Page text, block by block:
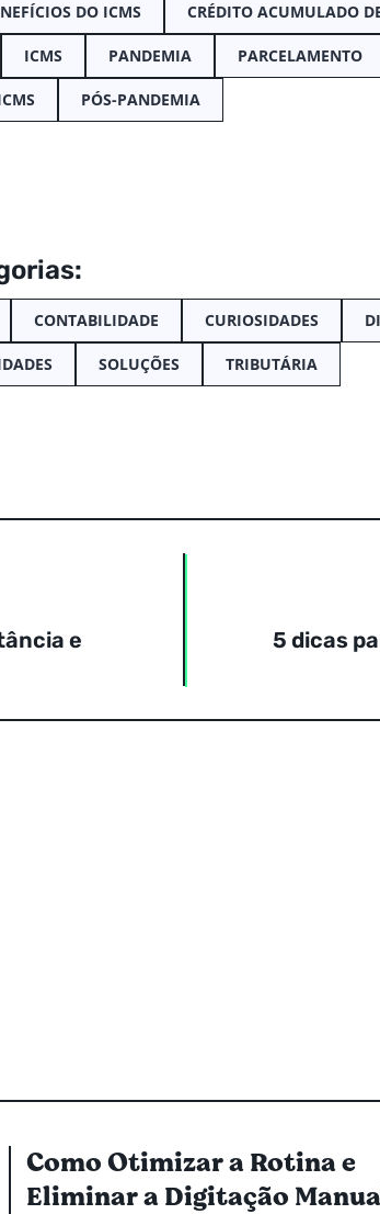
DO ICMS CRÉDITO ACUMULADO
ICMS PANDEMIA PARCELAMENTO
PÓS-PANDEMIA
CONTABILIDADE CURIOSIDADES
SOLUÇÕES TRIBUTÁRIA
e
5 dicas
Como Otimizar a Rotina e
Eliminar a Digitação